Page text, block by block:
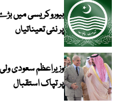
بیوروکریسی میں
پر نئی تعیناتیاں
وزیراعظم سعودی
پر تپاک استقبال